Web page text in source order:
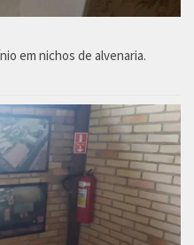
em nichos de alvenaria.